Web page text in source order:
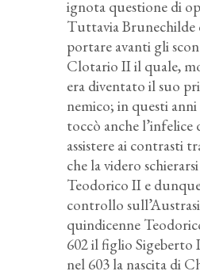
ignota questione di
Tuttavia Brunechilde
portare avanti gli
Clotario II il quale,
era diventato il suo
nemico; in questi
toccò anche l’infelice
assistere ai contrasti
che la videro
Teodorico II e
controllo
quindicenne
602 il figlio Sigeberto
nel 603 la nascita di